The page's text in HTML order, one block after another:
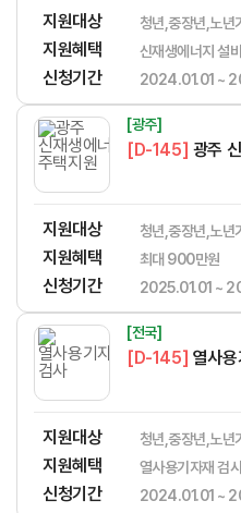
지원대상 청년,중장년,노년기
지원혜택 신재생에너지 설
신청기간 2024.01.01 ~
[광주]
[D-145] 광주
지원대상 청년,중장년,노년기
지원혜택 최대 900만원
신청기간 2025.01.01 ~
[전국]
[D-145] 열사
지원대상 청년,중장년,노년기
지원혜택 열사용기자재 검
신청기간 2024.01.01 ~